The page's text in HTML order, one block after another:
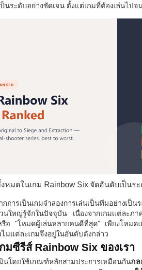
นระดับอย่างชัดเจน ตั้งแต่เกมที่ต้องเล่นไปจ
หมดในเกม Rainbow Six จัดอันดับเป็นระ
การเป็นเกมจำลองการเล่นเป็นทีมอย่างเ
นใหญ่รู้จักในปัจจุบัน เนื่องจากเกมแต่ละภ
รือ "โหมดผู้เล่นหลายคนดีที่สุด" เพียงโหมด
มแต่ละเกมจึงอยู่ในอันดับดังกล่าว
มซีรีส์ Rainbow Six ของเรา
นโดยใช้เกณฑ์หลักสามประการเหมือนกันกล